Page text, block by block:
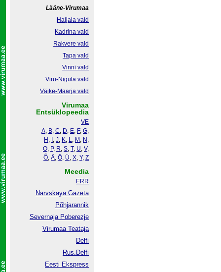
Lääne-Virumaa
Haljala vald
Kadrina vald
Rakvere vald
Tapa vald
Vinni vald
Viru-Nigula vald
Väike-Maarja vald
Virumaa
Entsüklopeedia
VE
A, B, C, D, E, F, G,
H , , J, K, L, M , N ,
O, P, R, S, T, U, V,
Õ, Ä, Ö, Ü, X, Y, Z
Meedia
ERR
Narvskaya Gazeta
Põhjarannik
Severnaja Poberezje
Virumaa Teataja
Delfi
Rus.Delfi
Eesti Ekspress